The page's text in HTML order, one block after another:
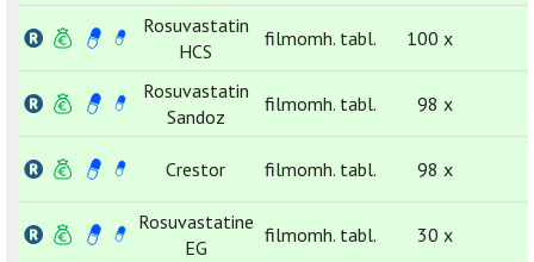
Rosuvastatin
HCS
filmomh. tabl. 100 x
Rosuvastatin
Sandoz
filmomh. tabl. 98 x
Crestor filmomh. tabl. 98 x
Rosuvastatine
EG
filmomh. tabl. 30 x